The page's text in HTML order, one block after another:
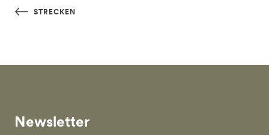
Skip to main content
STRECKEN
Newsletter